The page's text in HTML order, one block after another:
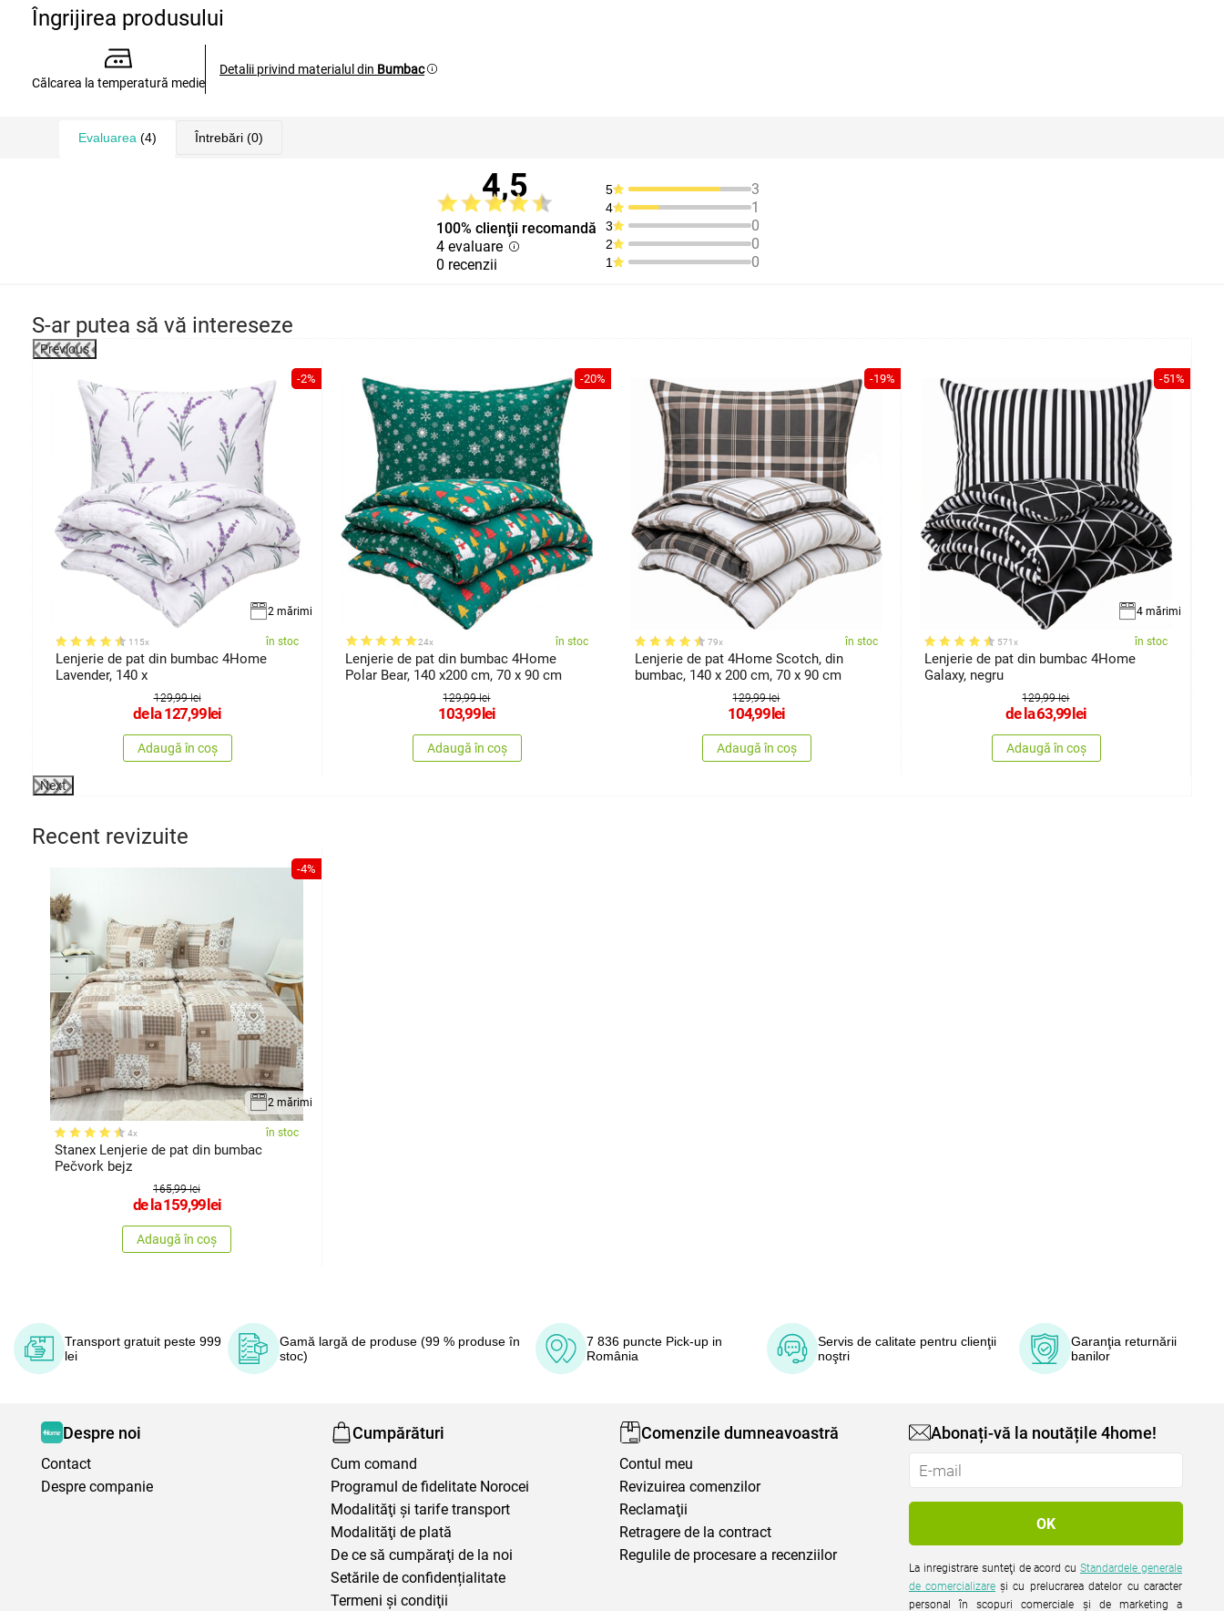
Îngrijirea produsului
Călcarea la temperatură medie
Detalii privind materialul din Bumbac
Evaluarea (4) Întrebări (0)
4,5
100% clienţii recomandă
4 evaluare
0 recenzii
5 3
4 1
3 0
2 0
1 0
S-ar putea să vă intereseze
Previous
-2%
2 mărimi
115x în stoc
Lenjerie de pat din bumbac 4Home
Lavender, 140 x
129,99 lei
de la127,99lei
Adaugă în coș
-20%
24x în stoc
Lenjerie de pat din bumbac 4Home
Polar Bear, 140 x200 cm, 70 x 90 cm
129,99 lei
103,99lei
Adaugă în coș
-19%
79x în stoc
Lenjerie de pat 4Home Scotch, din
bumbac, 140 x 200 cm, 70 x 90 cm
129,99 lei
104,99lei
Adaugă în coș
-51%
4 mărimi
571x în stoc
Lenjerie de pat din bumbac 4Home
Galaxy, negru
129,99 lei
de la63,99lei
Adaugă în coș
Next
Recent revizuite
-4%
2 mărimi
4x în stoc
Stanex Lenjerie de pat din bumbac
Pečvork bejz
165,99 lei
de la159,99lei
Adaugă în coș
Transport gratuit peste 999
lei
Gamă largă de produse (99 % produse în
stoc)
7 836 puncte Pick-up in
România
Servis de calitate pentru clienţii
noştri
Garanţia returnării
banilor
Despre noi
Contact
Despre companie
Cumpărături
Cum comand
Programul de fidelitate Norocei
Modalităţi şi tarife transport
Modalităţi de plată
De ce să cumpăraţi de la noi
Setările de confidențialitate
Termeni şi condiţii
Comenzile dumneavoastră
Contul meu
Revizuirea comenzilor
Reclamaţii
Retragere de la contract
Regulile de procesare a recenziilor
Abonați-vă la noutățile 4home!
La inregistrare sunteţi de acord cuStandardele generale
de comercializare şi cu prelucrarea datelor cu caracter
personal în scopuri comerciale şi de marketing a